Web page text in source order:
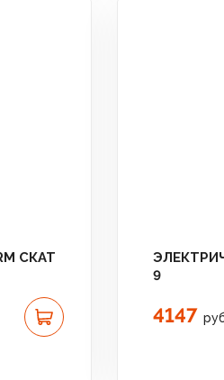
СКАТ
9
4147